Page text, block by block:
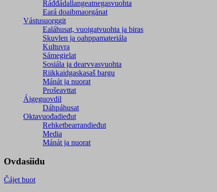
Ráđđádallangeatnegas­vuohta
Eará doaibmaorgánat
Vástusuorggit
Ealáhusat, vuoigatvuohta ja biras
Skuvlen ja oahppamateriála
Kultuvra
Sámegielat
Sosiála ja dearvvasvuohta
Riikkaidgaskasaš bargu
Mánát ja nuorat
Prošeavttat
Áigeguovdil
Dáhpáhusat
Oktavuođadieđut
Rehketbearrandieđut
Media
Mánát ja nuorat
Ovdasiidu
Čájet buot